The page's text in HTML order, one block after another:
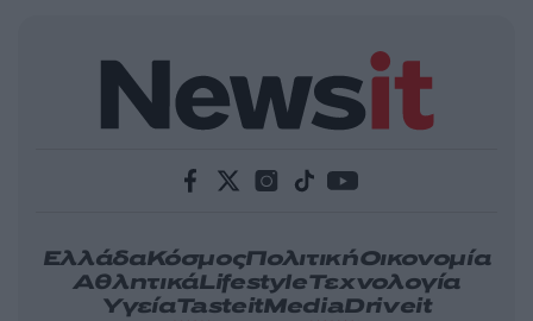
ΕλλάδαΚόσμοςΠολιτικήΟικονομία
ΑθλητικάLifestyleΤεχνολογία
ΥγείαTasteitMediaDriveit